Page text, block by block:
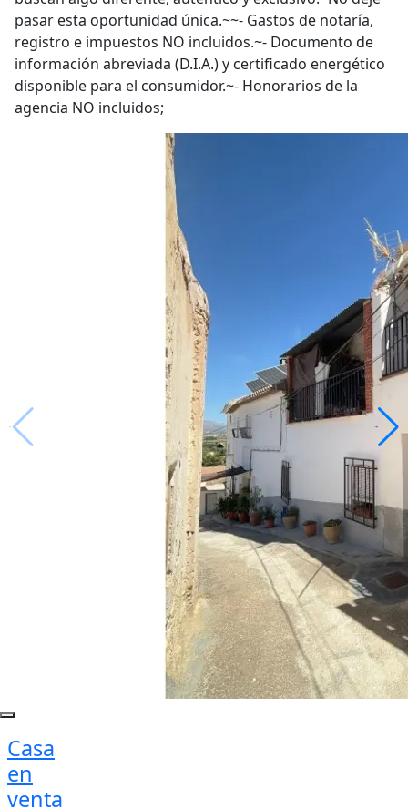
pasar esta oportunidad única.~~- Gastos de notaría,
registro e impuestos NO incluidos.~- Documento de
información abreviada (D.I.A.) y certificado energético
disponible para el consumidor.~- Honorarios de la
agencia NO incluidos;
Casa
en
venta